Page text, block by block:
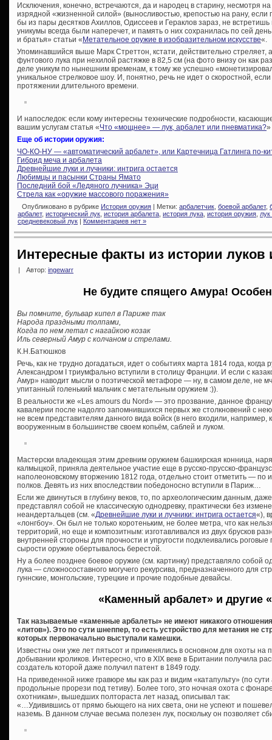
Исключения, конечно, встречаются, да и народец в старину, несмотря
изрядной «жизненной силой» (выносливостью, крепостью на рану, если
бы из пары десятков Ахиллов, Одиссеев и Гераклов зараз, не
уникумы всегда были наперечет, и память о них сохранилась по сей
и братья» статьи «Метательное оружие в изобразительном искусстве«.
Упоминавшийся выше Марк Стреттон, кстати, действительно стреляет,
фунтового лука при нехилой растяжке в 82,5 см (на фото внизу он как
деле уникум по нынешним временам, к тому же успешно
уникальное стрелковое шоу. И, понятно, речь не идет о скоростной,
протяжении длительного времени.
И напоследок: если кому интересны технические подробности,
вашим услугам статья «Что «мощнее» — лук, арбалет или пневматика?»
Еще об истории оружия:
ЧО-КО-НУ — «автоматический арбалет», или Картечница Гатлинга по-
Гибрид меча и арбалета
Древнейшие луки и лучники: интрига остается
Любимцы и пасынки Страны Ямато
Последний бой «Ледяного лучника» Эци
Стрела как «оружие массового поражения»
Опубликовано в рубрике История оружия | Метки: арбалетчик боевой арбалет,
арбалет, исторический лук история арбалета история лука история оружия лук
средневековый лук | Комментариев нет »
Интересные факты из истории луков
Автор: ingewarr
Не будите спящего Амура!
Вы помните, бульвар кипел в Париже так
Народа праздными толпами,
Когда по нем летал с нагайкою козак
Иль северный Амур с колчаном и стрелами.
К.Н.Батюшков
Речь, как не трудно догадаться, идет о событиях марта 1814 года, когда
Александром I триумфально вступили в столицу Франции. И если с
Амур» наводит мысли о поэтической метафоре — ну, в самом деле, не
упитанный голенький мальчик с метательным оружием :)).
В реальности же «Les amours du Nord» — это прозвание, данное
кавалерии после надолго запомнившихся первых же столкновений с
не всем представителям данного вида войск (в него входили, например,
вооруженным в большинстве своем копьём, саблей и луком.
Мастерски владеющая этим древним оружием башкирская конница,
калмыцкой, приняла деятельное участие еще в русско-прусско-
наполеоновскому вторжению 1812 года, отдельно стоит отметить — по
полков. Девять из них впоследствии победоносно вступили в Париж…
Если же двинуться в глубину веков, то, по археологическим данным,
представлял собой не классическую однодревку, практически без
неандертальцев (см. «Древнейшие луки и лучники: интрига остается«),
«лонгбоу». Он был не только коротеньким, не более метра, что как
территорий, но еще и композитным: изготавливался из двух брусков
внутренней стороны для прочности и упругости подклеивались
сырости оружие обертывалось берестой.
Ну а более позднее боевое оружие (см. картинку) представляло собой
лука — сложносоставного могучего рекурсива, предназначенного для
гуннские, монгольские, турецкие и прочие подобные девайсы.
«Каменный арбалет» и другие
Так называемые «каменные арбалеты» не имеют никакого отношения
«литов»). Это по сути шнеппер, то есть устройство для метания не
которых первоначально выступали камешки.
Известны они уже лет пятьсот и применялись в основном для охоты на
добывании кроликов. Интересно, что в XIX веке в Британии получила
создатель которой даже получил патент в 1849 году.
На приведенной ниже гравюре мы как раз и видим «катапульту» (по
продольные прорези под тетиву). Более того, это ночная охота с
охотникам», вышедших полтораста лет назад, описывал так:
«…Удивившись от прямо бьющего на них света, они не успеют и
наземь. В данном случае весьма полезен лук, поскольку он позволяет